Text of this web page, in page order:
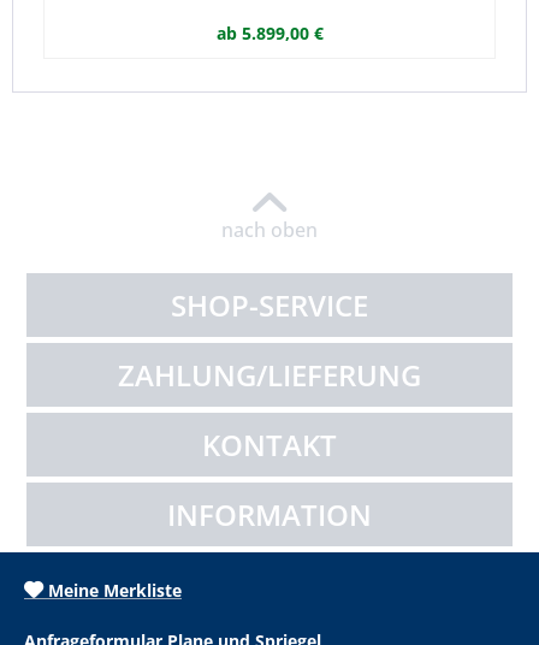
ab 5.899,00 €
nach oben
SHOP-SERVICE
ZAHLUNG/LIEFERUNG
KONTAKT
INFORMATION
Meine Merkliste